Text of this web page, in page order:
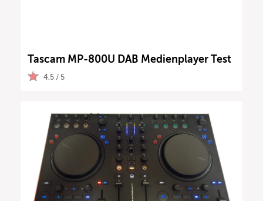
Tascam MP-800U DAB Medienplayer Test
4,5 / 5